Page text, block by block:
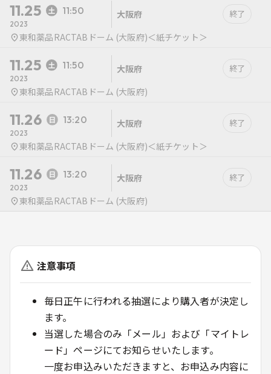
11.25 11:50
2023
大阪府 終了
東和薬品RACTABドーム (大阪府)＜紙チケット＞
11.25 11:50
2023
大阪府 終了
東和薬品RACTABドーム (大阪府)
11.26 13:20
2023
大阪府 終了
東和薬品RACTABドーム (大阪府)＜紙チケット＞
11.26 13:20
2023
大阪府 終了
東和薬品RACTABドーム (大阪府)
注意事項
毎日正午に行われる抽選により購入者が決定し
ます。
当選した場合のみ「メール」および「マイトレ
ード」ページにてお知らせいたします。
一度お申込みいただきますと、お申込み内容に